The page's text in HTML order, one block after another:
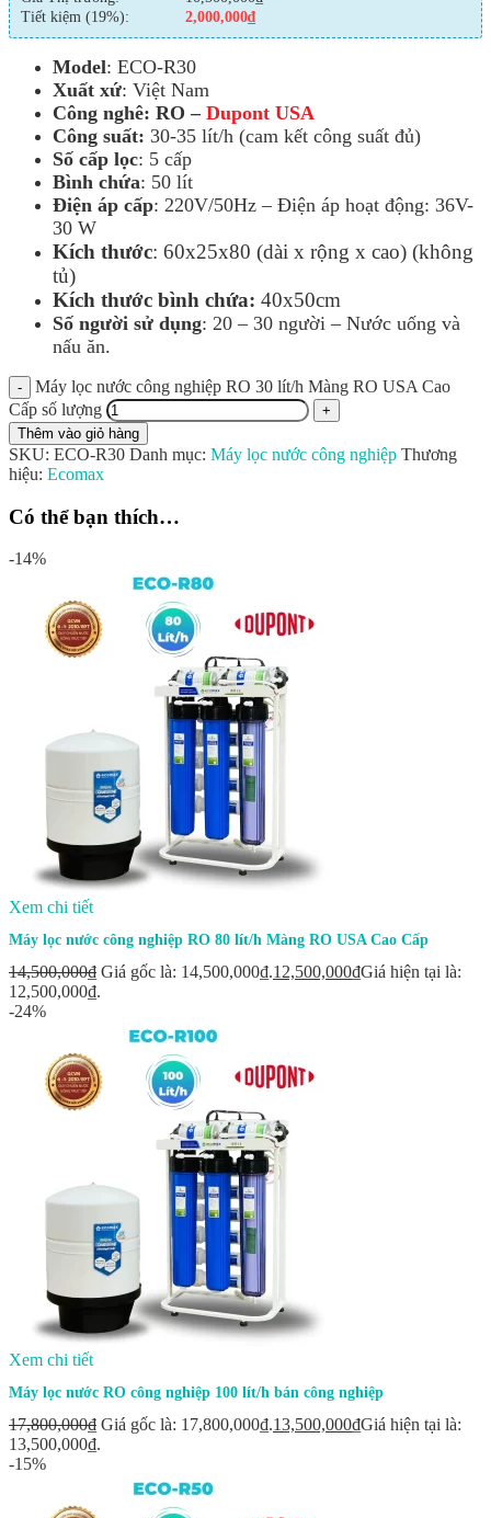
Tiết kiệm (19%):
2,000,000₫
Model: ECO-R30
Xuất xứ: Việt Nam
Công nghê: RO – Dupont USA
Công suất: 30-35 lít/h (cam kết công suất đủ)
Số cấp lọc: 5 cấp
Bình chứa: 50 lít
Điện áp cấp: 220V/50Hz – Điện áp hoạt động: 36V-
30 W
Kích thước: 60x25x80 (dài x rộng x cao) (không
tủ)
Kích thước bình chứa: 40x50cm
Số người sử dụng: 20 – 30 người – Nước uống và
nấu ăn.
Máy lọc nước công nghiệp RO 30 lít/h Màng RO USA Cao
Cấp số lượng
Thêm vào giỏ hàng
SKU: ECO-R30 Danh mục: Máy lọc nước công nghiệp Thương
hiệu: Ecomax
Có thể bạn thích…
-14%
Xem chi tiết
Máy lọc nước công nghiệp RO 80 lít/h Màng RO USA Cao Cấp
14,500,000₫ Giá gốc là: 14,500,000₫.12,500,000₫Giá hiện tại là:
12,500,000₫.
-24%
Xem chi tiết
Máy lọc nước RO công nghiệp 100 lít/h bán công nghiệp
17,800,000₫ Giá gốc là: 17,800,000₫.13,500,000₫Giá hiện tại là:
13,500,000₫.
-15%